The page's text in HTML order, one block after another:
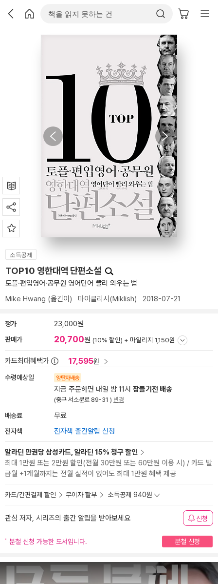
소득공제
TOP10 영한대역 단편소설
토플·편입영어·공무원 영어단어 빨리 외우는 법
Mike Hwang (옮긴이) 마이클리시(Miklish) 2018-07-21
정가 23,000원
판매가 20,700원 (10% 할인) + 마일리지 1,150원
카드최대혜택가 17,595원
수령예상일 양탄자배송
지금 주문하면 내일 밤 11시 잠들기전 배송
(중구 서소문로 89-31 ) 변경
배송료 무료
전자책 전자책 출간알림 신청
알라딘 만권당 삼성카드, 알라딘 15% 청구 할인
최대 1만원 또는 2만원 할인(전월 30만원 또는 60만원 이용 시) / 카드 발
급월 +1개월까지는 전월 실적이 없어도 최대 1만원 혜택 제공
카드/간편결제 할인 무이자 할부 소득공제 940원
관심 저자, 시리즈의 출간 알림을 받아보세요 신청
분철 신청 가능한 도서입니다. 분철 신청